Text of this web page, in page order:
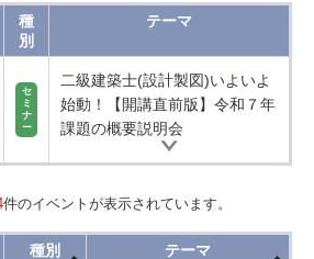
種
別
テーマ
セ
ミ
ナ
ー
二級建築士(設計製図)いよいよ
始動！【開講直前版】令和７年
課題の概要説明会
件のイベントが表示されています。
種別 テーマ